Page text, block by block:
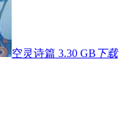
空灵诗篇 3.30 GB 下载